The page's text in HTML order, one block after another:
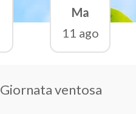
Ma
11 ago
Giornata ventosa